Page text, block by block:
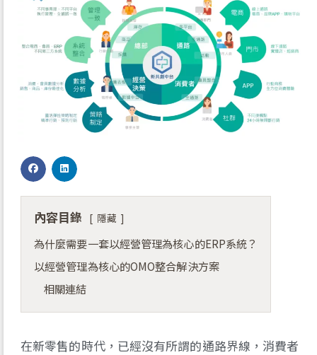
內容目錄 隱藏
為什麼需要一套以經營管理為核心的ERP系統？
以經營管理為核心的OMO整合解決方案
相關連結
在新零售的時代，已經沒有所謂的通路界線，消費者